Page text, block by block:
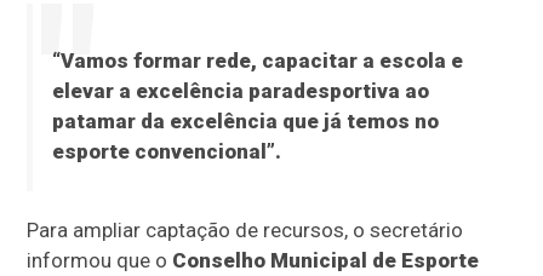
“Vamos formar rede, capacitar a escola e
elevar a excelência paradesportiva ao
patamar da excelência que já temos no
esporte convencional”.
Para ampliar captação de recursos, o secretário
informou que o Conselho Municipal de Esporte